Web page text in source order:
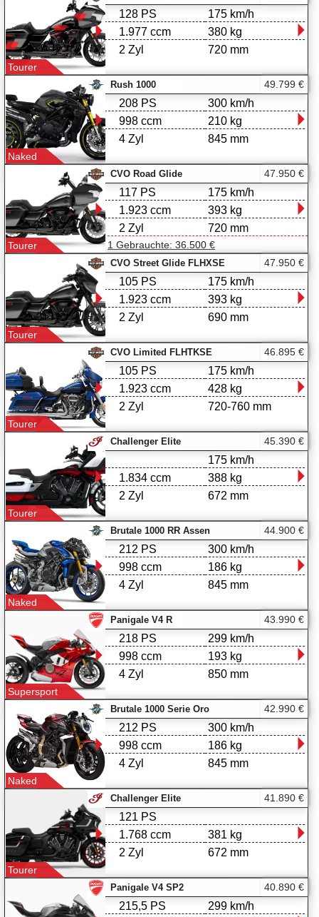
Tourer
128 PS
1.977 ccm
2 Zyl
175 km/h
380 kg
720 mm
Rush 1000
Naked
49.799 €
208 PS
998 ccm
4 Zyl
300 km/h
210 kg
845 mm
CVO Road Glide
Tourer
47.950 €
117 PS
1.923 ccm
2 Zyl
175 km/h
393 kg
720 mm
1 Gebrauchte: 36.500 €
CVO Street Glide FLHXSE
Tourer
47.950 €
105 PS
1.923 ccm
2 Zyl
175 km/h
393 kg
690 mm
CVO Limited FLHTKSE
Tourer
46.895 €
105 PS
1.923 ccm
2 Zyl
175 km/h
428 kg
720-760 mm
Challenger Elite
Tourer
45.390 €
1.834 ccm
2 Zyl
175 km/h
388 kg
672 mm
Brutale 1000 RR Assen
Naked
44.900 €
212 PS
998 ccm
4 Zyl
300 km/h
186 kg
845 mm
Panigale V4 R
Supersport
43.990 €
218 PS
998 ccm
4 Zyl
299 km/h
193 kg
850 mm
Brutale 1000 Serie Oro
Naked
42.990 €
212 PS
998 ccm
4 Zyl
300 km/h
186 kg
845 mm
Challenger Elite
Tourer
41.890 €
121 PS
1.768 ccm
2 Zyl
381 kg
672 mm
Panigale V4 SP2 40.890 €
215,5 PS
299 km/h